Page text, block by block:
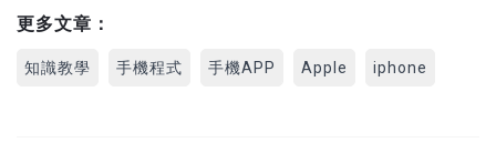
更多文章：
知識教學 手機程式 手機APP Apple iphone